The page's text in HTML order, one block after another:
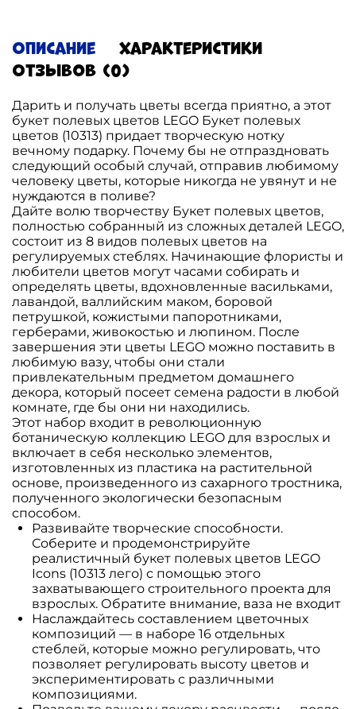
Описание
Характеристики
Отзывов (0)
Дарить и получать цветы всегда приятно, а этот
букет полевых цветов LEGO Букет полевых
цветов (10313) придает творческую нотку
вечному подарку. Почему бы не отпраздновать
следующий особый случай, отправив любимому
человеку цветы, которые никогда не увянут и не
нуждаются в поливе?
Дайте волю творчеству Букет полевых цветов,
полностью собранный из сложных деталей LEGO,
состоит из 8 видов полевых цветов на
регулируемых стеблях. Начинающие флористы и
любители цветов могут часами собирать и
определять цветы, вдохновленные васильками,
лавандой, валлийским маком, боровой
петрушкой, кожистыми папоротниками,
герберами, живокостью и люпином. После
завершения эти цветы LEGO можно поставить в
любимую вазу, чтобы они стали
привлекательным предметом домашнего
декора, который посеет семена радости в любой
комнате, где бы они ни находились.
Этот набор входит в революционную
ботаническую коллекцию LEGO для взрослых и
включает в себя несколько элементов,
изготовленных из пластика на растительной
основе, произведенного из сахарного тростника,
полученного экологически безопасным
способом.
Развивайте творческие способности.
Соберите и продемонстрируйте
реалистичный букет полевых цветов LEGO
Icons (10313 лего) с помощью этого
захватывающего строительного проекта для
взрослых. Обратите внимание, ваза не входит
Наслаждайтесь составлением цветочных
композиций — в наборе 16 отдельных
стеблей, которые можно регулировать, что
позволяет регулировать высоту цветов и
экспериментировать с различными
композициями.